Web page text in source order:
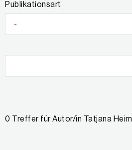
Publikationsart
-
0 Treffer für Autor/in Tatjana Heim